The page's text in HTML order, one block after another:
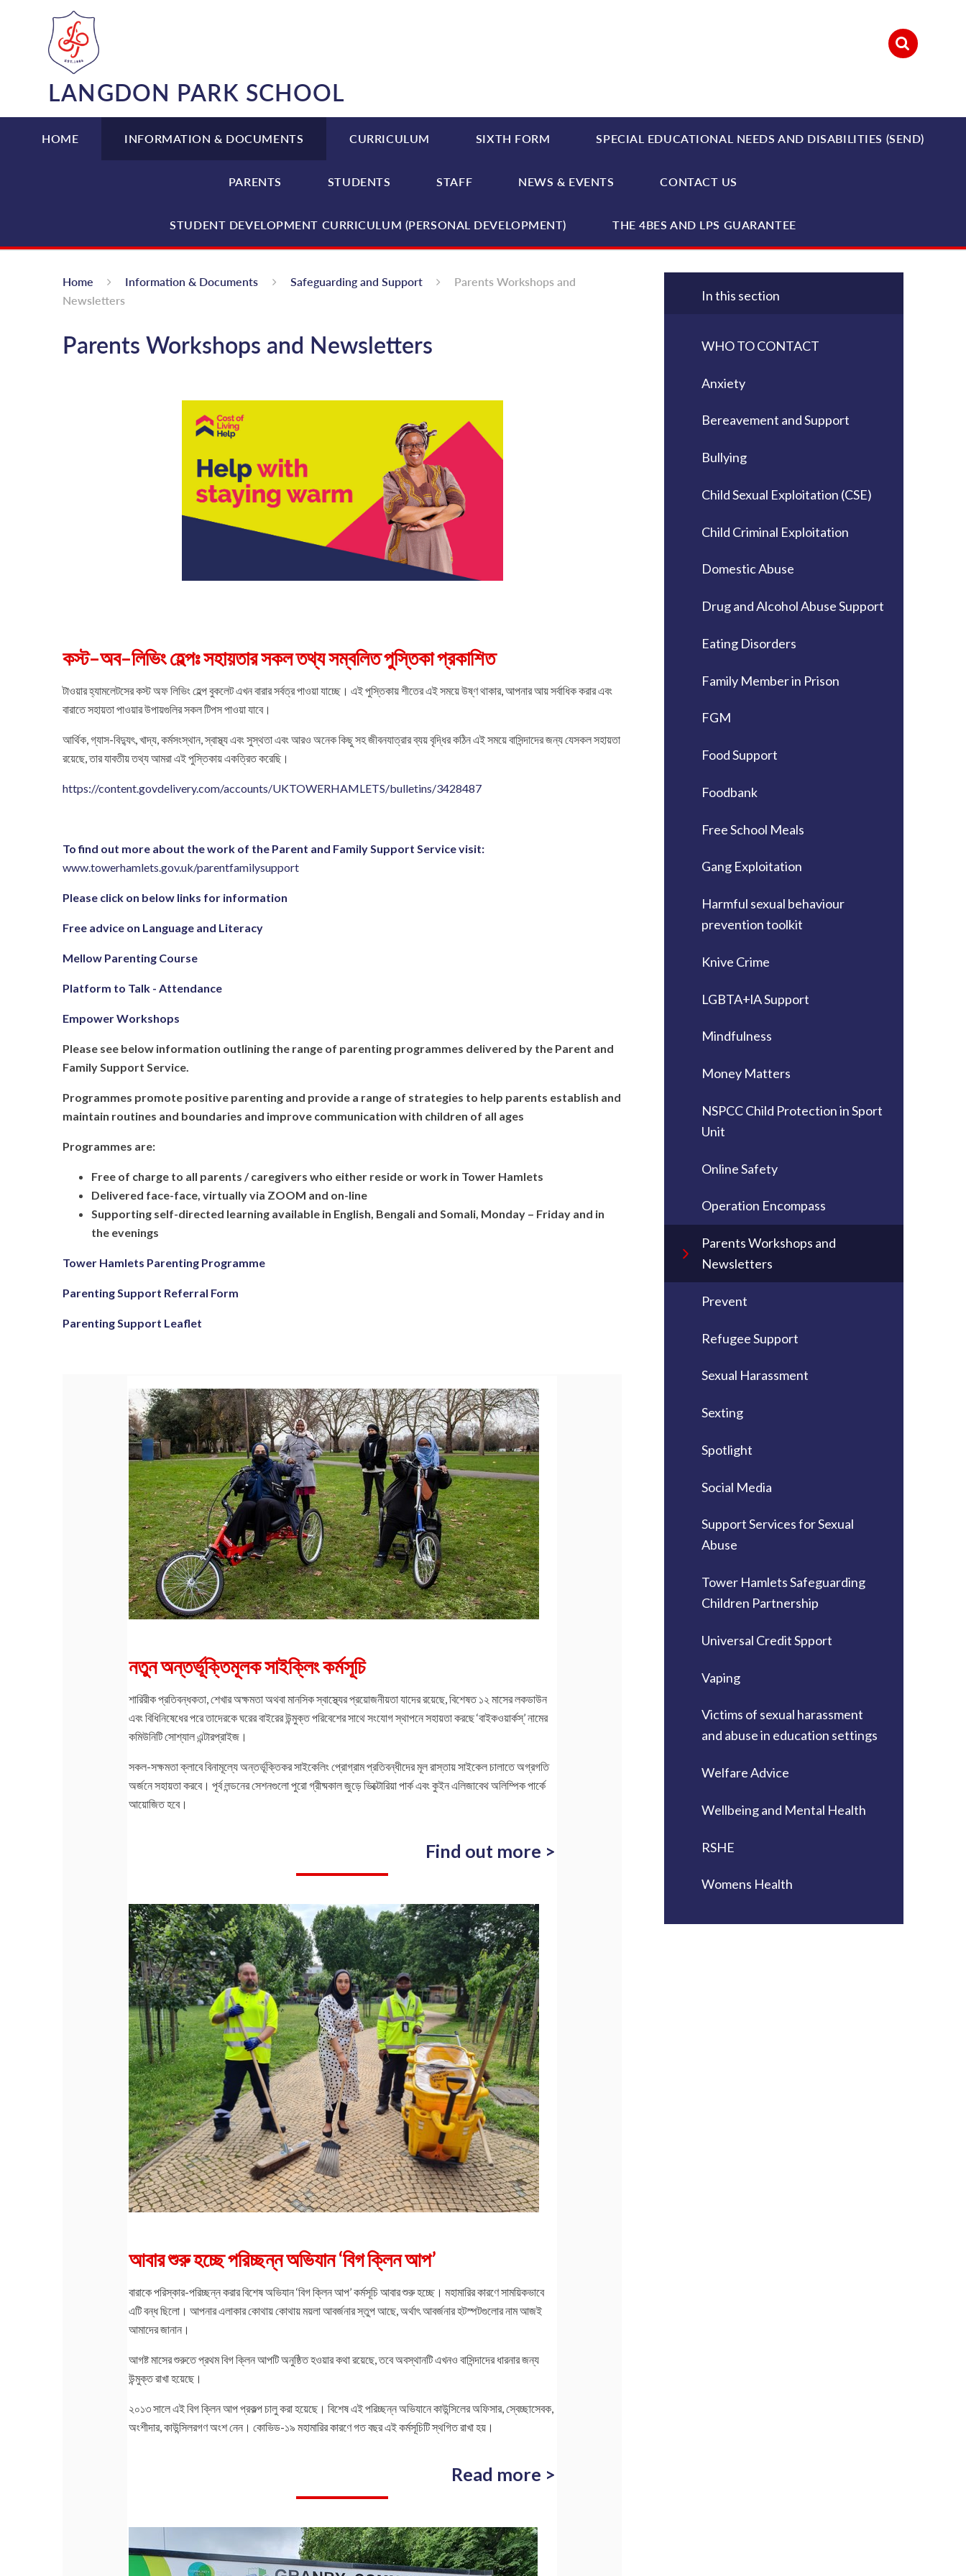
Skip to content ↓
LANGDON PARK SCHOOL
HOME INFORMATION & DOCUMENTS CURRICULUM SIXTH FORM SPECIAL EDUCATIONAL NEEDS AND DISABILITIES (SEND)
PARENTS STUDENTS STAFF NEWS & EVENTS CONTACT US
STUDENT DEVELOPMENT CURRICULUM (PERSONAL DEVELOPMENT) THE 4BES AND LPS GUARANTEE
Home Information & Documents Safeguarding and Support
Parents Workshops and
Newsletters
Parents Workshops and Newsletters
কস্ট–অব–লিভিং হেল্পঃ সহায়তার সকল তথ্য সম্বলিত পুস্তিকা প্রকাশিত
টাওয়ার হ্যামলেটসের কস্ট অফ লিভিং হেল্প বুকলেট এখন বারার সর্বত্র পাওয়া যাচ্ছে। এই পুস্তিকায় শীতের এই সময়ে উষ্ণ থাকার, আপনার আয় সর্বাধিক করার এবং
বারাতে সহায়তা পাওয়ার উপায়গুলির সকল টিপস পাওয়া যাবে।
আর্থিক, গ্যাস-বিদ্যুৎ, খাদ্য, কর্মসংস্থান, স্বাস্থ্য এবং সুস্থতা এবং আরও অনেক কিছু সহ জীবনযাত্রার ব্যয় বৃদ্ধির কঠিন এই সময়ে বাসিন্দাদের জন্য যেসকল সহায়তা
রয়েছে, তার যাবতীয় তথ্য আমরা এই পুস্তিকায় একত্রিত করেছি।
https://content.govdelivery.com/accounts/UKTOWERHAMLETS/bulletins/3428487
To find out more about the work of the Parent and Family Support Service visit:
www.towerhamlets.gov.uk/parentfamilysupport
Please click on below links for information
Free advice on Language and Literacy
Mellow Parenting Course
Platform to Talk - Attendance
Empower Workshops
Please see below information outlining the range of parenting programmes delivered by the Parent and
Family Support Service.
Programmes promote positive parenting and provide a range of strategies to help parents establish and
maintain routines and boundaries and improve communication with children of all ages
Programmes are:
Free of charge to all parents / caregivers who either reside or work in Tower Hamlets
Delivered face-face, virtually via ZOOM and on-line
Supporting self-directed learning available in English, Bengali and Somali, Monday – Friday and in
the evenings
Tower Hamlets Parenting Programme
Parenting Support Referral Form
Parenting Support Leaflet
নতুন অন্তর্ভূক্তিমূলক সাইক্লিং কর্মসূচি
শারিরীক প্রতিবন্ধকতা, শেখার অক্ষমতা অথবা মানসিক স্বাস্থ্যের প্রয়োজনীয়তা যাদের রয়েছে, বিশেষত ১২ মাসের লকডাউন
এবং বিধিনিষেধের পরে তাদেরকে ঘরের বাইরের উন্মুক্ত পরিবেশের সাথে সংযোগ স্থাপনে সহায়তা করছে ‘বাইকওয়ার্কস্’ নামের
কমিউনিটি সোশ্যাল এন্টারপ্রাইজ।
সকল-সক্ষমতা ক্লাবে বিনামূল্যে অন্তর্ভূক্তিকর সাইকেলিং প্রোগ্রাম প্রতিবন্ধীদের মূল রাস্তায় সাইকেল চালাতে অগ্রগতি
অর্জনে সহায়তা করবে। পূর্ব লন্ডনের সেশনগুলো পুরো গ্রীষ্মকাল জুড়ে ভিক্টোরিয়া পার্ক এবং কুইন এলিজাবেথ অলিম্পিক পার্কে
আয়োজিত হবে।
Find out more >
আবার শুরু হচ্ছে পরিচ্ছন্ন অভিযান ‘বিগ ক্লিন আপ’
বারাকে পরিস্কার-পরিচ্ছন্ন করার বিশেষ অভিযান ‘বিগ ক্লিন আপ’ কর্মসূচি আবার শুরু হচ্ছে। মহামারির কারণে সাময়িকভাবে
এটি বন্ধ ছিলো। আপনার এলাকার কোথায় কোথায় ময়লা আবর্জনার স্তুপ আছে, অর্থাৎ আবর্জনার হটস্পটগুলোর নাম আজই
আমাদের জানান।
আগষ্ট মাসের শুরুতে প্রথম বিগ ক্লিন আপটি অনুষ্ঠিত হওয়ার কথা রয়েছে, তবে অবস্থানটি এখনও বাসিন্দাদের ধারনার জন্য
উন্মুক্ত রাখা হয়েছে।
২০১৩ সালে এই বিগ ক্লিন আপ প্রকল্প চালু করা হয়েছে। বিশেষ এই পরিচ্ছন্ন অভিযানে কাউন্সিলের অফিসার, স্বেচ্ছাসেবক,
অংশীদার, কাউন্সিলরগণ অংশ নেন। কোভিড-১৯ মহামারির কারণে গত বছর এই কর্মসূচিটি স্থগিত রাখা হয়।
Read more >
In this section
WHO TO CONTACT
Anxiety
Bereavement and Support
Bullying
Child Sexual Exploitation (CSE)
Child Criminal Exploitation
Domestic Abuse
Drug and Alcohol Abuse Support
Eating Disorders
Family Member in Prison
FGM
Food Support
Foodbank
Free School Meals
Gang Exploitation
Harmful sexual behaviour
prevention toolkit
Knive Crime
LGBTA+lA Support
Mindfulness
Money Matters
NSPCC Child Protection in Sport
Unit
Online Safety
Operation Encompass
Parents Workshops and
Newsletters
Prevent
Refugee Support
Sexual Harassment
Sexting
Spotlight
Social Media
Support Services for Sexual
Abuse
Tower Hamlets Safeguarding
Children Partnership
Universal Credit Spport
Vaping
Victims of sexual harassment
and abuse in education settings
Welfare Advice
Wellbeing and Mental Health
RSHE
Womens Health